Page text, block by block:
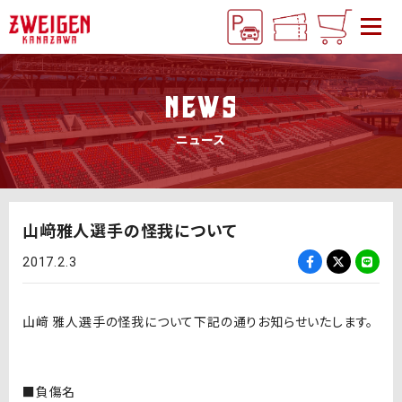
NEWS
ニュース
山﨑雅人選手の怪我について
2017.2.3
山﨑 雅人選手の怪我について下記の通りお知らせいたします。
■負傷名